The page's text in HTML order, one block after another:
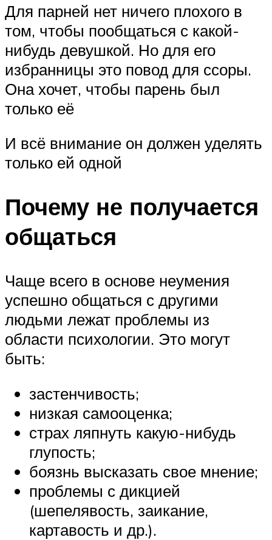
Для парней нет ничего плохого в
том, чтобы пообщаться с какой-
нибудь девушкой. Но для его
избранницы это повод для ссоры.
Она хочет, чтобы парень был
только её
И всё внимание он должен уделять
только ей одной
Почему не получается
общаться
Чаще всего в основе неумения
успешно общаться с другими
людьми лежат проблемы из
области психологии. Это могут
быть:
застенчивость;
низкая самооценка;
страх ляпнуть какую-нибудь
глупость;
боязнь высказать свое мнение;
проблемы с дикцией
(шепелявость, заикание,
картавость и др.).